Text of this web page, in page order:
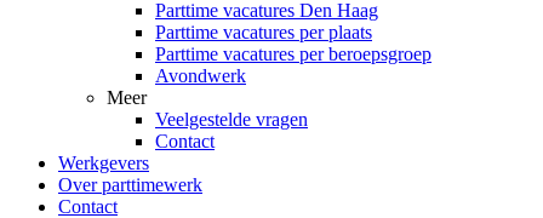
Parttime vacatures Den Haag
Parttime vacatures per plaats
Parttime vacatures per beroepsgroep
Avondwerk
Meer
Veelgestelde vragen
Contact
Werkgevers
Over parttimewerk
Contact